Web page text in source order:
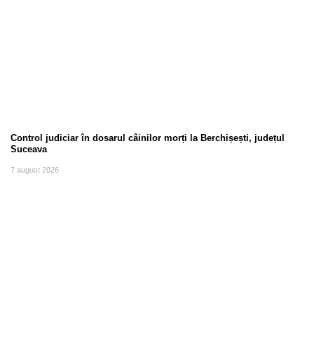
Control judiciar în dosarul câinilor morți la Berchișești, județul
Suceava
7 august 2026